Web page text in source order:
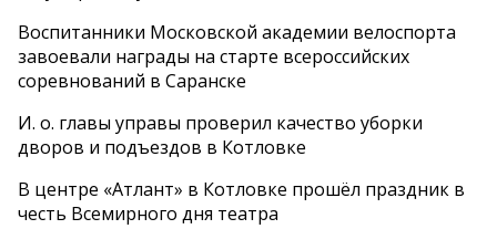
Воспитанники Московской академии велоспорта
завоевали награды на старте всероссийских
соревнований в Саранске
И. о. главы управы проверил качество уборки
дворов и подъездов в Котловке
В центре «Атлант» в Котловке прошёл праздник в
честь Всемирного дня театра